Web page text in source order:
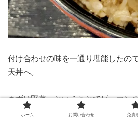
付け合わせの味を一通り堪能したの
天丼へ。
まずは野菜、ということでピーマン
ホーム お問い合わせ 免責